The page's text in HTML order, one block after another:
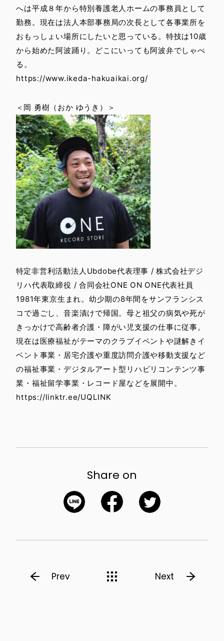
へは平成８年から特別養護老人ホームの事務員として
勤務。現在は法人本部事務局の次長として各事業所を
おもっしょい場所にしたいと思っている。特技は10歳
から始めた阿波踊り。どこにいっても阿波弁でしゃべ
る。
https://www.ikeda-hakuaikai.org/
＜岡 勇樹（おか ゆうき）＞
特定非営利活動法人Ubdobe代表理事 / 株式会社デジ
リハ代表取締役 / 合同会社ONE ON ONE代表社員
1981年東京生まれ。幼少期の8年間をサンフランシス
コで過ごし、音楽漬けで帰国。母と祖父の病気や死が
きっかけで高齢者介護・障がい児支援の仕事に従事。
現在は医療福祉がテーマのクラブイベントや謎解きイ
ベント事業・居宅介護や重度訪問介護や移動支援など
の福祉事業・デジタルアート型リハビリコンテンツ事
業・福祉留学事業・レコード屋などを展開中。
https://linktr.ee/UQLINK
Share on
Prev Next